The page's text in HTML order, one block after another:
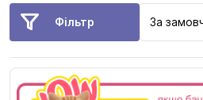
Фільтр За